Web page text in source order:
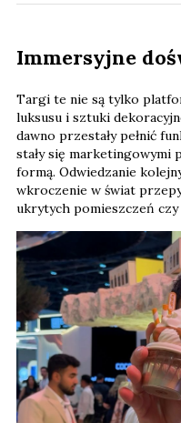
Immersyjne
Targi te nie są tylko
luksusu i sztuki
dawno przestały pełnić
stały się marketingowymi
formą. Odwiedzanie
wkroczenie w świat
ukrytych pomieszczeń